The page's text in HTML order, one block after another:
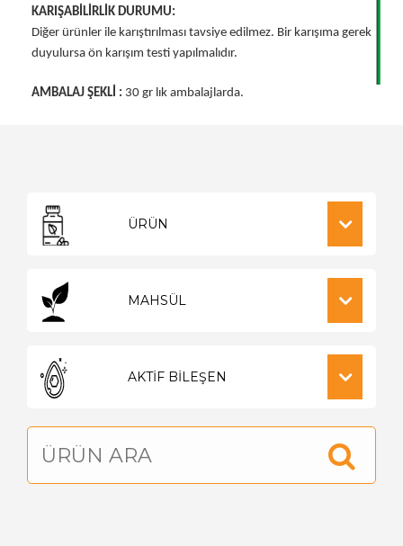
KARIŞABİLİRLİK DURUMU:
Diğer ürünler ile karıştırılması tavsiye edilmez. Bir karışıma gerek
duyulursa ön karışım testi yapılmalıdır.
AMBALAJ ŞEKLİ : 30 gr lık ambalajlarda.